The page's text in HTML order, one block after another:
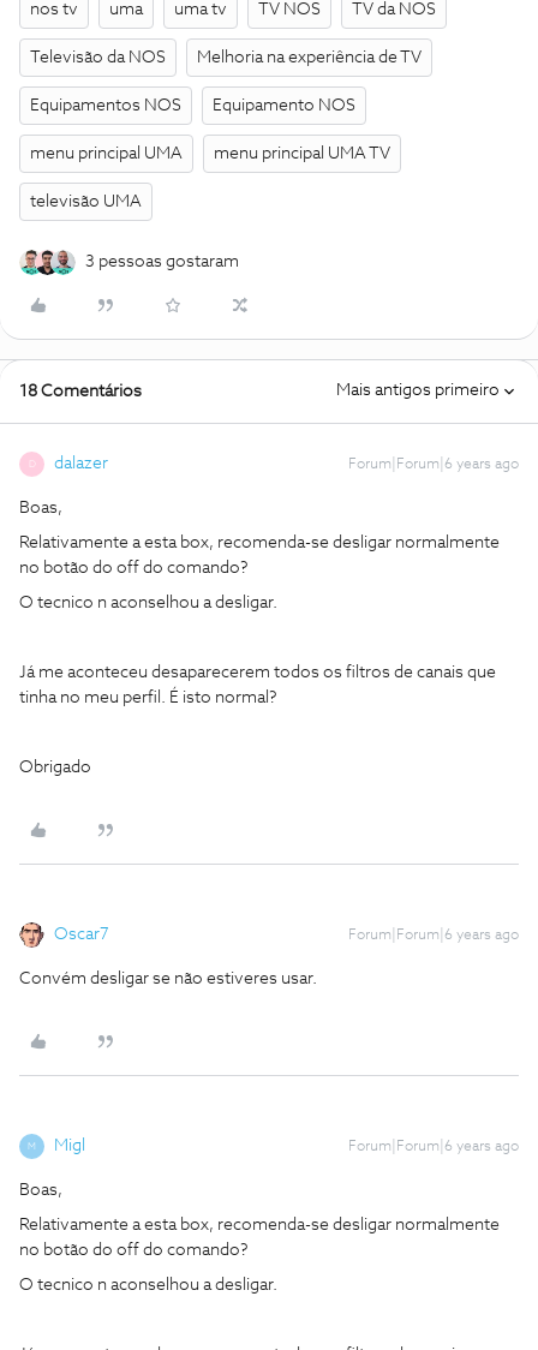
nos tv uma uma tv TV NOS TV da NOS
Televisão da NOS Melhoria na experiência de TV
Equipamentos NOS Equipamento NOS
menu principal UMA menu principal UMA TV
televisão UMA
3 pessoas gostaram
18 Comentários Mais antigos primeiro
D dalazer Forum|Forum|6 years ago
Boas,
Relativamente a esta box, recomenda-se desligar normalmente
no botão do off do comando?
O tecnico n aconselhou a desligar.
Já me aconteceu desaparecerem todos os filtros de canais que
tinha no meu perfil. É isto normal?
Obrigado
Oscar7 Forum|Forum|6 years ago
Convém desligar se não estiveres usar.
M Migl Forum|Forum|6 years ago
Boas,
Relativamente a esta box, recomenda-se desligar normalmente
no botão do off do comando?
O tecnico n aconselhou a desligar.